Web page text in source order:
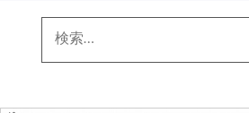
索: